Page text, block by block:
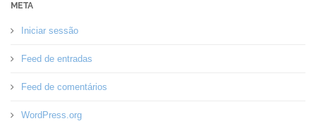
META
Iniciar sessão
Feed de entradas
Feed de comentários
WordPress.org